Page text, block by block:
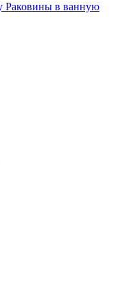
Раковины в ванную